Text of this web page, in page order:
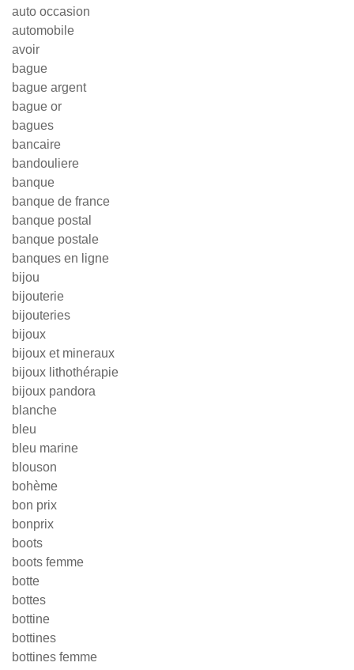
auto occasion
automobile
avoir
bague
bague argent
bague or
bagues
bancaire
bandouliere
banque
banque de france
banque postal
banque postale
banques en ligne
bijou
bijouterie
bijouteries
bijoux
bijoux et mineraux
bijoux lithothérapie
bijoux pandora
blanche
bleu
bleu marine
blouson
bohème
bon prix
bonprix
boots
boots femme
botte
bottes
bottine
bottines
bottines femme